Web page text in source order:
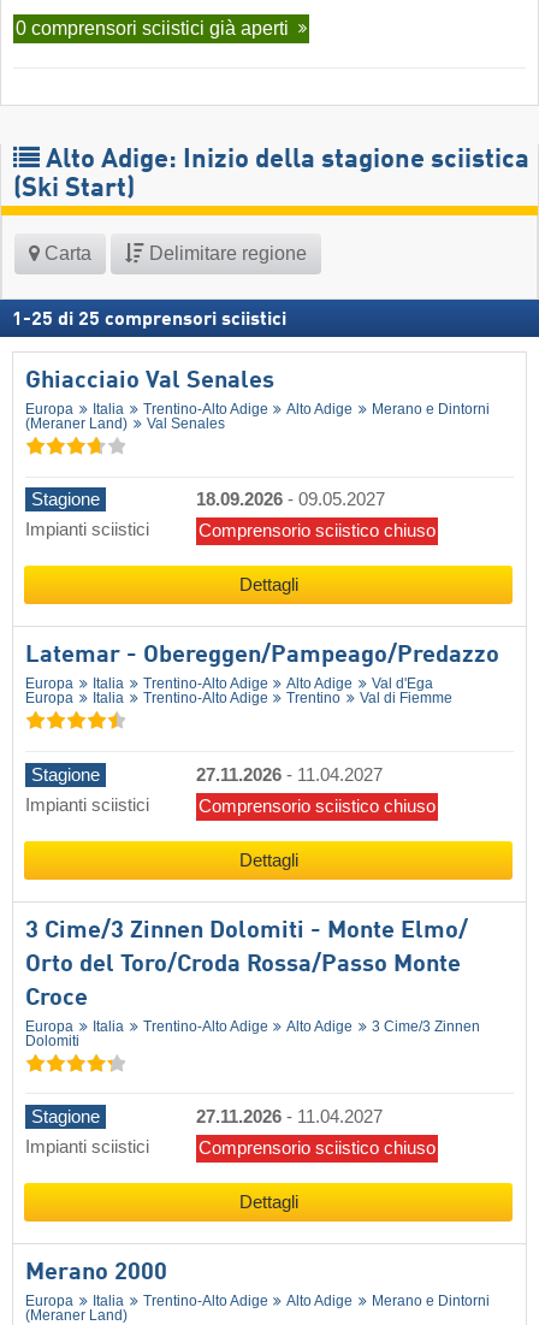
0 comprensori sciistici già aperti
Alto Adige: Inizio della stagione sciistica
(Ski Start)
Carta Delimitare regione
1 -25 di 25 comprensori sciistici
Ghiacciaio Val Senales
Europa Italia Trentino-Alto Adige Alto Adige
Merano e Dintorni
(Meraner Land)
Val Senales
Stagione 18.09.2026 - 09.05.2027
Impianti sciistici
Comprensorio sciistico chiuso
Dettagli
Latemar - Obereggen/​Pampeago/​Predazzo
Europa Italia Trentino-Alto Adige Alto Adige
Val d'Ega
Europa
Italia Trentino-Alto Adige Trentino Val di Fiemme
Stagione 27.11.2026 - 11.04.2027
Impianti sciistici
Comprensorio sciistico chiuso
Dettagli
3 Cime/​3 Zinnen Dolomiti - Monte Elmo/​
Orto del Toro/​Croda Rossa/​Passo Monte
Croce
Europa Italia Trentino-Alto Adige Alto Adige
3 Cime/​3 Zinnen
Dolomiti
Stagione 27.11.2026 - 11.04.2027
Impianti sciistici
Comprensorio sciistico chiuso
Dettagli
Merano 2000
Europa Italia Trentino-Alto Adige Alto Adige
Merano e Dintorni
(Meraner Land)